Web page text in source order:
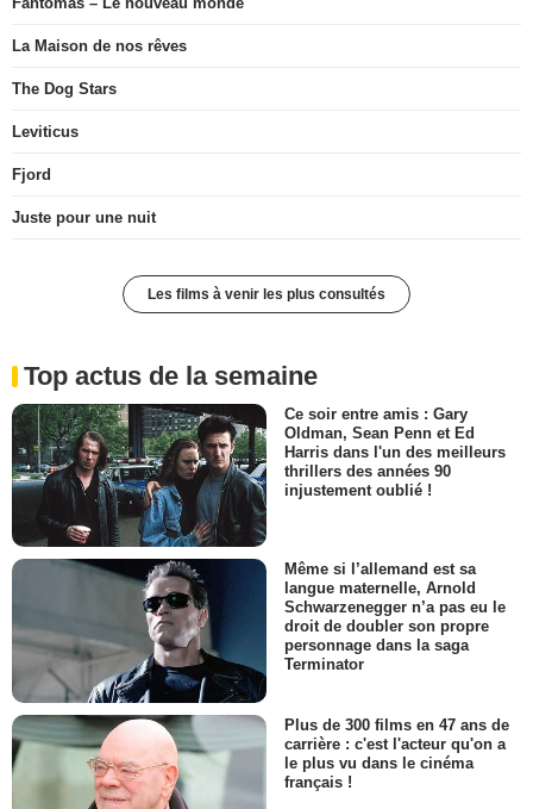
La Maison de nos rêves
The Dog Stars
Leviticus
Fjord
Juste pour une nuit
Les films à venir les plus consultés
Top actus de la semaine
Ce soir entre amis : Gary
Oldman, Sean Penn et Ed
Harris dans l'un des meilleurs
thrillers des années 90
injustement oublié !
Même si l’allemand est sa
langue maternelle, Arnold
Schwarzenegger n’a pas eu le
droit de doubler son propre
personnage dans la saga
Terminator
Plus de 300 films en 47 ans de
carrière : c'est l'acteur qu'on a
le plus vu dans le cinéma
français !